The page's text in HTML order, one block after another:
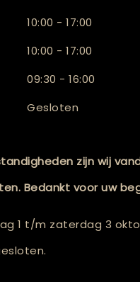
10:00 - 17:00
10:00 - 17:00
09:30 - 16:00
Gesloten
zijn wij
Bedankt voor uw
1 t/m zaterdag 3